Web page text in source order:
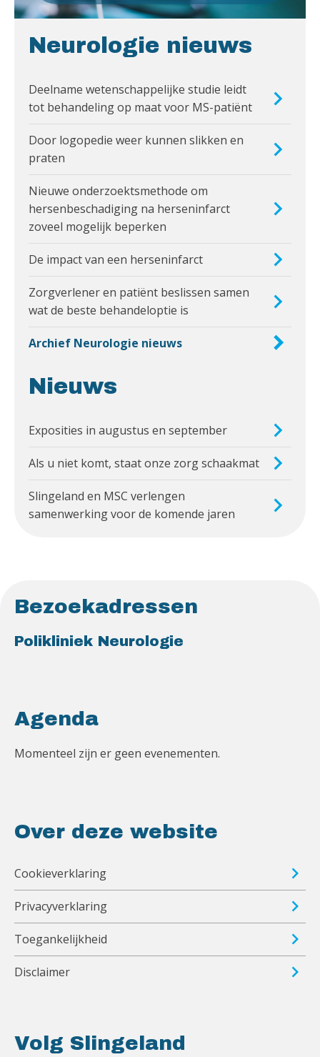
Neurologie nieuws
Deelname wetenschappelijke studie leidt
tot behandeling op maat voor MS-patiënt
Door logopedie weer kunnen slikken en
praten
Nieuwe onderzoektsmethode om
hersenbeschadiging na herseninfarct
zoveel mogelijk beperken
De impact van een herseninfarct
Zorgverlener en patiënt beslissen samen
wat de beste behandeloptie is
Archief Neurologie nieuws
Nieuws
Exposities in augustus en september
Als u niet komt, staat onze zorg schaakmat
Slingeland en MSC verlengen
samenwerking voor de komende jaren
Bezoekadressen
Polikliniek Neurologie
Volg Slingeland
Agenda
Momenteel zijn er geen evenementen.
Over deze website
Cookieverklaring
Privacyverklaring
Toegankelijkheid
Disclaimer